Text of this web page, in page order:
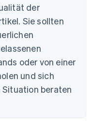
der
Sie sollten
oder von einer
und sich
beraten